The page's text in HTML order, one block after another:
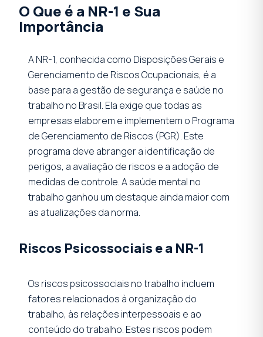
O Que é a NR-1 e Sua
Importância
A NR-1, conhecida como Disposições Gerais e
Gerenciamento de Riscos Ocupacionais, é a
base para a gestão de segurança e saúde no
trabalho no Brasil. Ela exige que todas as
empresas elaborem e implementem o Programa
de Gerenciamento de Riscos (PGR). Este
programa deve abranger a identificação de
perigos, a avaliação de riscos e a adoção de
medidas de controle. A saúde mental no
trabalho ganhou um destaque ainda maior com
as atualizações da norma.
Riscos Psicossociais e a NR-1
Os riscos psicossociais no trabalho incluem
fatores relacionados à organização do
trabalho, às relações interpessoais e ao
conteúdo do trabalho. Estes riscos podem